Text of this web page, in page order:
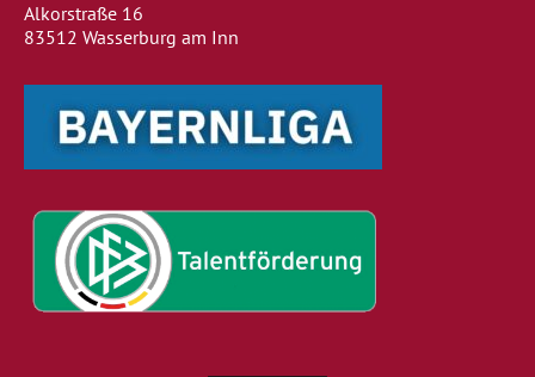
Alkorstraße 16
83512 Wasserburg am Inn